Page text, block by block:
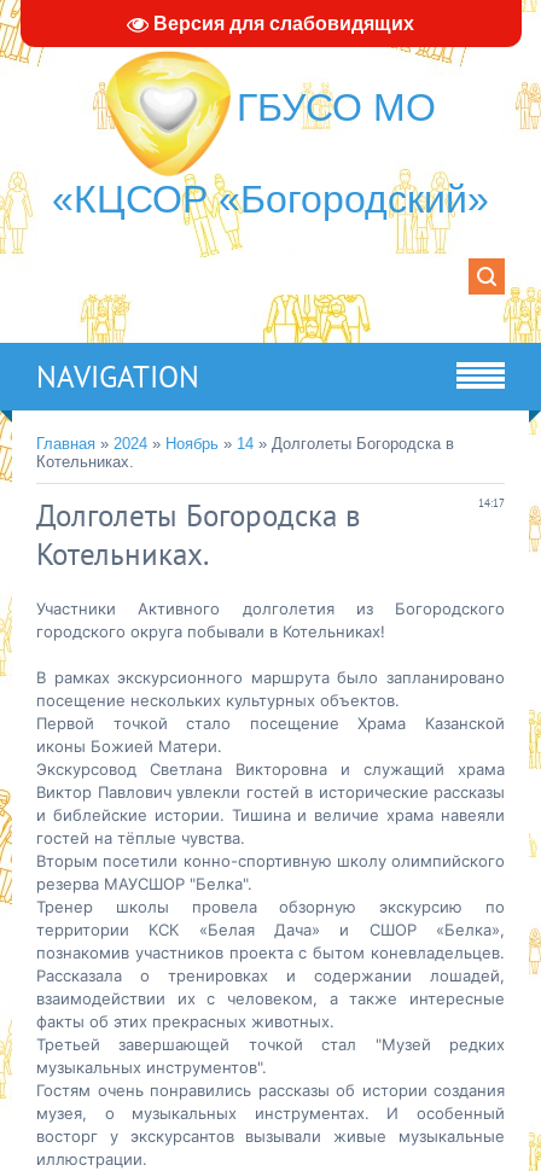
Версия для слабовидящих
ГБУСО МО
«КЦСОР «Богородский»
NAVIGATION
Главная » 2024 » Ноябрь » 14 » Долголеты Богородска в
Котельниках.
14:17
Долголеты Богородска в
Котельниках.
Участники Активного долголетия из Богородского
городского округа побывали в Котельниках!
В рамках экскурсионного маршрута было запланировано
посещение нескольких культурных объектов.
Первой точкой стало посещение Храма Казанской
иконы Божией Матери.
Экскурсовод Светлана Викторовна и служащий храма
Виктор Павлович увлекли гостей в исторические рассказы
и библейские истории. Тишина и величие храма навеяли
гостей на тёплые чувства.
Вторым посетили конно-спортивную школу олимпийского
резерва МАУСШОР "Белка".
Тренер школы провела обзорную экскурсию по
территории КСК «Белая Дача» и СШОР «Белка»,
познакомив участников проекта с бытом коневладельцев.
Рассказала о тренировках и содержании лошадей,
взаимодействии их с человеком, а также интересные
факты об этих прекрасных животных.
Третьей завершающей точкой стал "Музей редких
музыкальных инструментов".
Гостям очень понравились рассказы об истории создания
музея, о музыкальных инструментах. И особенный
восторг у экскурсантов вызывали живые музыкальные
иллюстрации.